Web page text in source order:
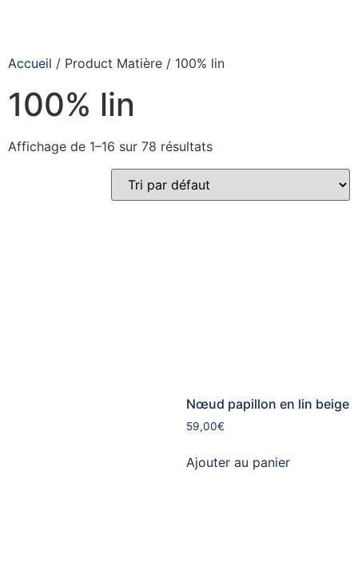
Accueil / Product Matière / 100% lin
100% lin
Affichage de 1–16 sur 78 résultats
Nœud papillon en lin beige
59,00€
Ajouter au panier